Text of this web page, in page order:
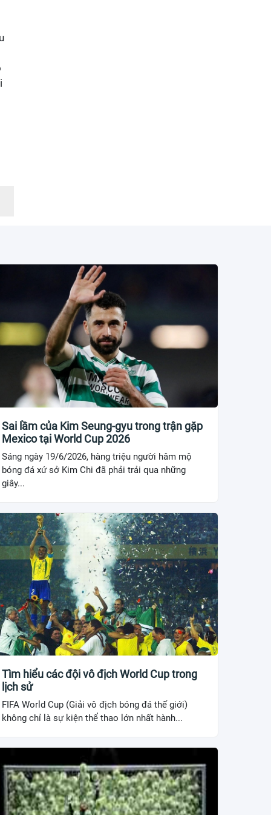
Sai lầm của Kim Seung-gyu trong trận gặp
Mexico tại World Cup 2026
Sáng ngày 19/6/2026, hàng triệu người hâm mộ
bóng đá xứ sở Kim Chi đã phải trải qua những
giây...
Tìm hiểu các đội vô địch World Cup trong
lịch sử
FIFA World Cup (Giải vô địch bóng đá thế giới)
không chỉ là sự kiện thể thao lớn nhất hành...